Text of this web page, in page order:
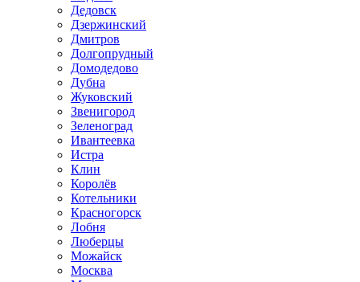
Дедовск
Дзержинский
Дмитров
Долгопрудный
Домодедово
Дубна
Жуковский
Звенигород
Зеленоград
Ивантеевка
Истра
Клин
Королёв
Котельники
Красногорск
Лобня
Люберцы
Можайск
Москва